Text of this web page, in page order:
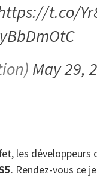
t.co/
May 29,
les développeurs
. Rendez-vous ce